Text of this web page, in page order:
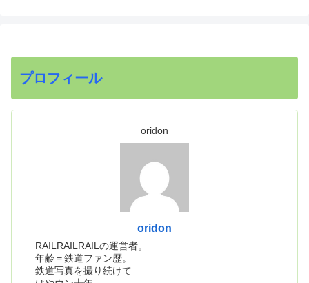
プロフィール
oridon
oridon
RAILRAILRAILの運営者。
年齢＝鉄道ファン歴。
鉄道写真を撮り続けて